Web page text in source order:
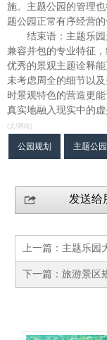
施。主题公园的管理
题公园正常有序经营的
结束语：主题乐园
兼容并包的专业特征
优秀的景观主题诠释
未考虑周全的细节以
时景观特色的营造更
真实地融入现实中的
(文/网络)
公园规划 主题公
发送给
上一篇： 主题乐园
下一篇： 旅游景区